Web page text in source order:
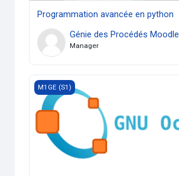
Programmation avancée en python
Génie des Procédés Moodle
Manager
Informatique 1 (M1GECh)(24/25)
M1GE (S1)